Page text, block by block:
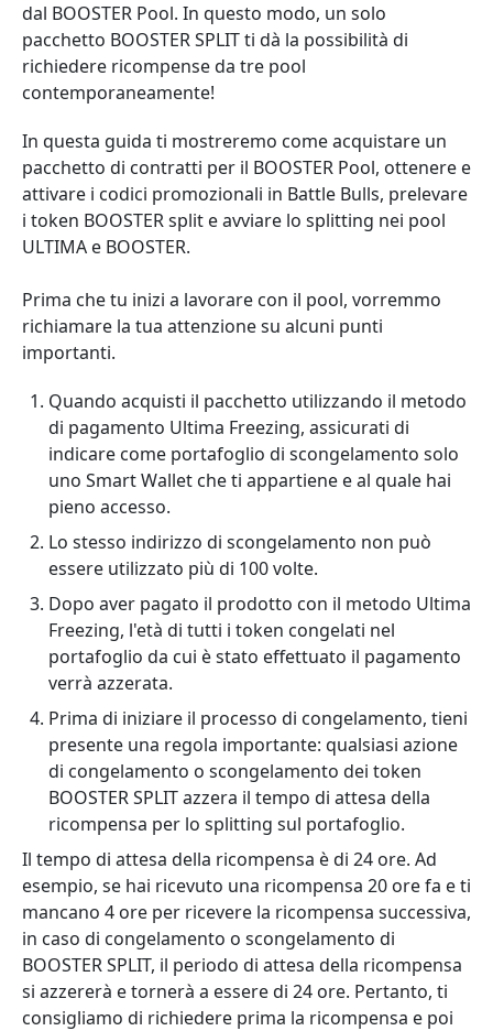
dal BOOSTER Pool. In questo modo, un solo
pacchetto BOOSTER SPLIT ti dà la possibilità di
richiedere ricompense da tre pool
contemporaneamente!
In questa guida ti mostreremo come acquistare un
pacchetto di contratti per il BOOSTER Pool, ottenere e
attivare i codici promozionali in Battle Bulls, prelevare
i token BOOSTER split e avviare lo splitting nei pool
ULTIMA e BOOSTER.
Prima che tu inizi a lavorare con il pool, vorremmo
richiamare la tua attenzione su alcuni punti
importanti.
Quando acquisti il pacchetto utilizzando il metodo
di pagamento Ultima Freezing, assicurati di
indicare come portafoglio di scongelamento solo
uno Smart Wallet che ti appartiene e al quale hai
pieno accesso.
Lo stesso indirizzo di scongelamento non può
essere utilizzato più di 100 volte.
Dopo aver pagato il prodotto con il metodo Ultima
Freezing, l'età di tutti i token congelati nel
portafoglio da cui è stato effettuato il pagamento
verrà azzerata.
Prima di iniziare il processo di congelamento, tieni
presente una regola importante: qualsiasi azione
di congelamento o scongelamento dei token
BOOSTER SPLIT azzera il tempo di attesa della
ricompensa per lo splitting sul portafoglio.
Il tempo di attesa della ricompensa è di 24 ore. Ad
esempio, se hai ricevuto una ricompensa 20 ore fa e ti
mancano 4 ore per ricevere la ricompensa successiva,
in caso di congelamento o scongelamento di
BOOSTER SPLIT, il periodo di attesa della ricompensa
si azzererà e tornerà a essere di 24 ore. Pertanto, ti
consigliamo di richiedere prima la ricompensa e poi